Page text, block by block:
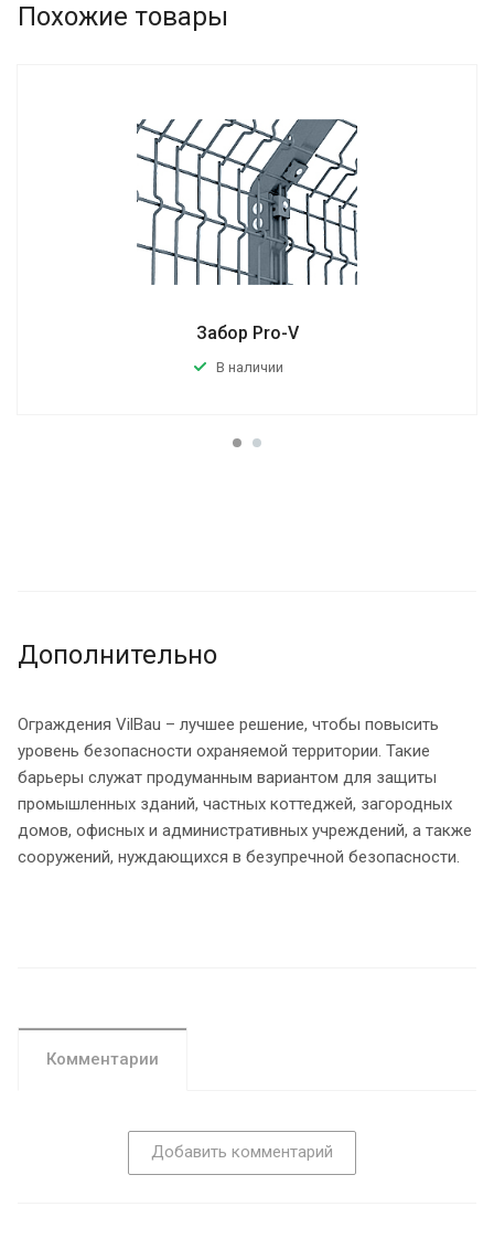
Похожие товары
Забор Pro-V
В наличии
Дополнительно
Ограждения VilBau – лучшее решение, чтобы повысить
уровень безопасности охраняемой территории. Такие
барьеры служат продуманным вариантом для защиты
промышленных зданий, частных коттеджей, загородных
домов, офисных и административных учреждений, а также
сооружений, нуждающихся в безупречной безопасности.
Комментарии
Добавить комментарий